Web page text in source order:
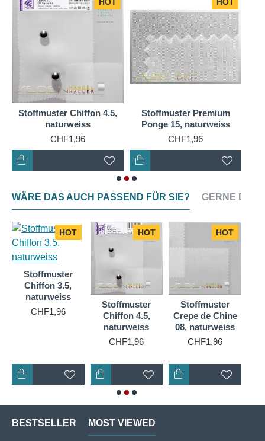
HOT
Stoffmuster Chiffon 4.5,
naturweiss
CHF1,96
HOT
Stoffmuster Premium
Ponge 15, naturweiss
CHF1,96
WÄRE DAS AUCH PASSEND FÜR SIE? GERNE
HOT
Stoffmuster
Chiffon 3.5,
naturweiss
CHF1,96
HOT
Stoffmuster
Chiffon 4.5,
naturweiss
CHF1,96
HOT
Stoffmuster
Crepe de Chine
08, naturweiss
CHF1,96
BESTSELLER MOST VIEWED